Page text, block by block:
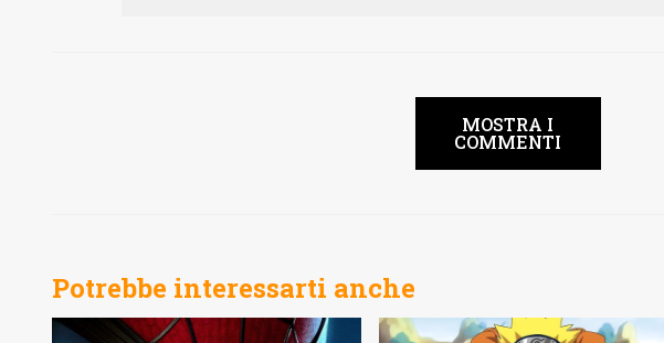
MOSTRA I
COMMENTI
Potrebbe interessarti anche